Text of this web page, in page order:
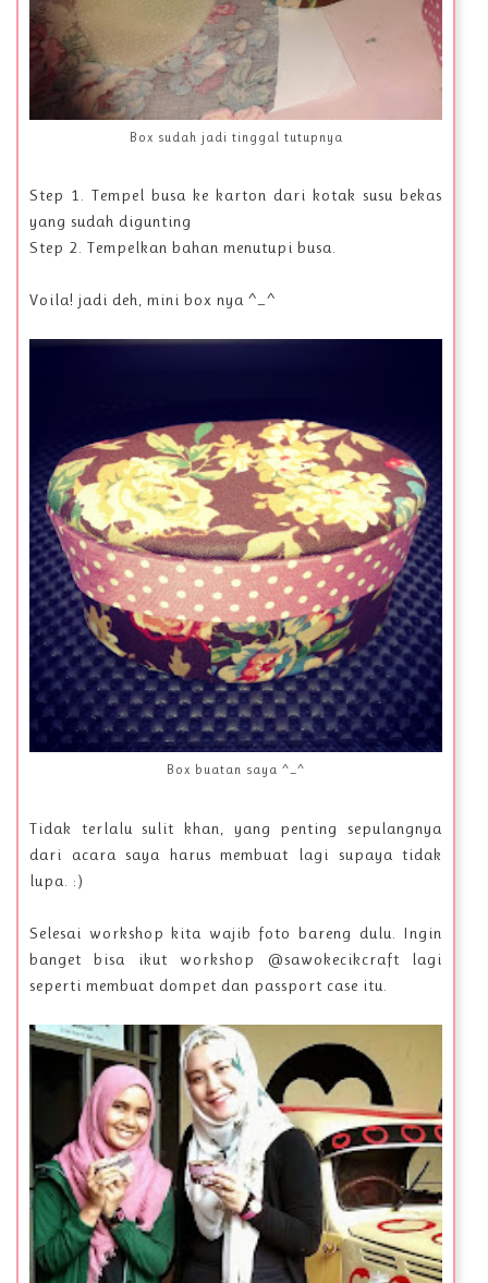
Box sudah jadi tinggal tutupnya
Step 1. Tempel busa ke karton dari kotak susu bekas
yang sudah digunting
Step 2. Tempelkan bahan menutupi busa.
Voila! jadi deh, mini box nya ^_^
Box buatan saya ^_^
Tidak terlalu sulit khan, yang penting sepulangnya
dari acara saya harus membuat lagi supaya tidak
lupa. :)
Selesai workshop kita wajib foto bareng dulu. Ingin
banget bisa ikut workshop @sawokecikcraft lagi
seperti membuat dompet dan passport case itu.